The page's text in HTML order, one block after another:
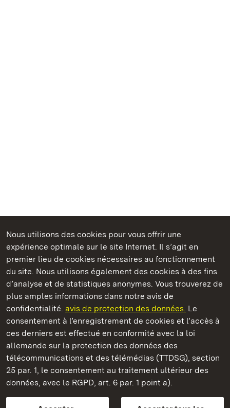
Nous utilisons des cookies pour vous offrir une
expérience optimale sur le site Internet. Il s’agit en
premier lieu de cookies nécessaires au fonctionnement
du site. Nous utilisons également des cookies à des fins
d’analyse et de statistiques anonymes. Vous trouverez de
plus amples informations dans notre avis de
confidentialité. avis de protection des données. Le
consentement à l’enregistrement de cookies et l’accès à
ces derniers est effectué en conformité avec la loi
allemande sur la protection des données des
télécommunications et des télémédias (TTDSG), section
25 par. 1, le consentement au traitement ultérieur des
données, avec le RGPD, art. 6 par. 1 point a).
Châteaux et jardins publics du Bade-Wurtemberg
Château résidentiel de Rastatt
Châteaux et jardins publics du Bade-Wurtemberg
Contact et InformationsFAQ et réponsesMentions légales
Protection des données
Explications sur l’accessibilité
BITV-konform (geprüfte Seiten)